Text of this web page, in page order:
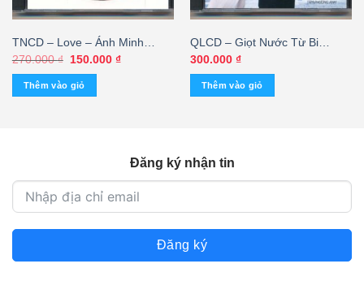
TNCD – Love – Ánh Minh
(KHÔNG BÌA GỐC)
270.000₫
Giá
là:
270.000 ₫.
150.000 ₫Giá
Thêm vào giỏ
QLCD – Giọt Nước Từ Bi
(TNCD)
300.000 ₫
Thêm vào giỏ
Đăng ký nhận tin
Đăng ký